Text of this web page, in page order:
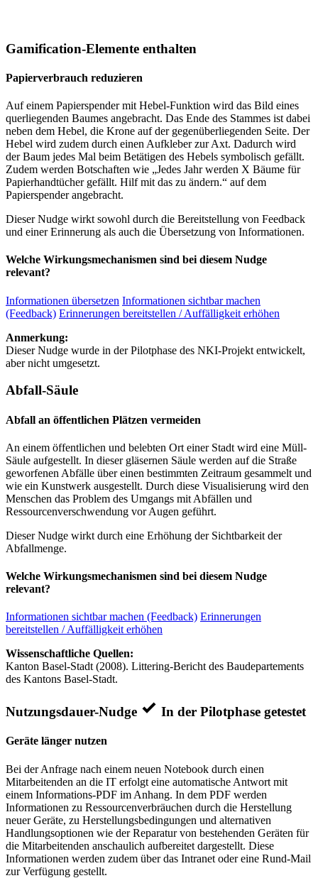
Gamification-Elemente enthalten
Papierverbrauch reduzieren
Auf einem Papierspender mit Hebel-Funktion wird das Bild eines
querliegenden Baumes angebracht. Das Ende des Stammes ist dabei
neben dem Hebel, die Krone auf der gegenüberliegenden Seite. Der
Hebel wird zudem durch einen Aufkleber zur Axt. Dadurch wird
der Baum jedes Mal beim Betätigen des Hebels symbolisch gefällt.
Zudem werden Botschaften wie „Jedes Jahr werden X Bäume für
Papierhandtücher gefällt. Hilf mit das zu ändern.“ auf dem
Papierspender angebracht.
Dieser Nudge wirkt sowohl durch die Bereitstellung von Feedback
und einer Erinnerung als auch die Übersetzung von Informationen.
Welche Wirkungsmechanismen sind bei diesem Nudge
relevant?
Informationen übersetzen Informationen sichtbar machen
(Feedback) Erinnerungen bereitstellen / Auffälligkeit erhöhen
Anmerkung:
Dieser Nudge wurde in der Pilotphase des NKI-Projekt entwickelt,
aber nicht umgesetzt.
Abfall-Säule
Abfall an öffentlichen Plätzen vermeiden
An einem öffentlichen und belebten Ort einer Stadt wird eine Müll-
Säule aufgestellt. In dieser gläsernen Säule werden auf die Straße
geworfenen Abfälle über einen bestimmten Zeitraum gesammelt und
wie ein Kunstwerk ausgestellt. Durch diese Visualisierung wird den
Menschen das Problem des Umgangs mit Abfällen und
Ressourcenverschwendung vor Augen geführt.
Dieser Nudge wirkt durch eine Erhöhung der Sichtbarkeit der
Abfallmenge.
Welche Wirkungsmechanismen sind bei diesem Nudge
relevant?
Informationen sichtbar machen (Feedback) Erinnerungen
bereitstellen / Auffälligkeit erhöhen
Wissenschaftliche Quellen:
Kanton Basel-Stadt (2008). Littering-Bericht des Baudepartements
des Kantons Basel-Stadt.
Nutzungsdauer-Nudge In der Pilotphase getestet
Geräte länger nutzen
Bei der Anfrage nach einem neuen Notebook durch einen
Mitarbeitenden an die IT erfolgt eine automatische Antwort mit
einem Informations-PDF im Anhang. In dem PDF werden
Informationen zu Ressourcenverbräuchen durch die Herstellung
neuer Geräte, zu Herstellungsbedingungen und alternativen
Handlungsoptionen wie der Reparatur von bestehenden Geräten für
die Mitarbeitenden anschaulich aufbereitet dargestellt. Diese
Informationen werden zudem über das Intranet oder eine Rund-Mail
zur Verfügung gestellt.